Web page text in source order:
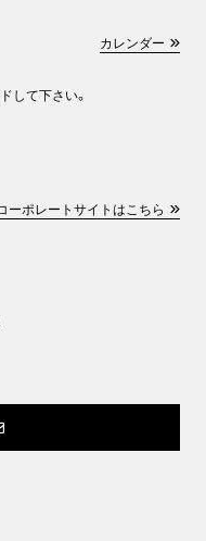
カレンダー
して下さい。
ーポレートサイトはこちら